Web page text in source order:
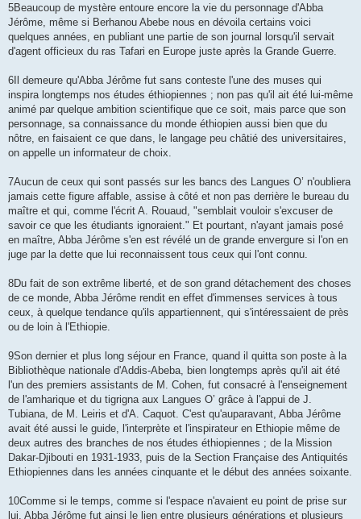
5Beaucoup de mystère entoure encore la vie du personnage d'Abba
Jérôme, même si Berhanou Abebe nous en dévoila certains voici
quelques années, en publiant une partie de son journal lorsqu'il servait
d'agent officieux du ras Tafari en Europe juste après la Grande Guerre.
6Il demeure qu'Abba Jérôme fut sans conteste l'une des muses qui
inspira longtemps nos études éthiopiennes ; non pas qu'il ait été lui-même
animé par quelque ambition scientifique que ce soit, mais parce que son
personnage, sa connaissance du monde éthiopien aussi bien que du
nôtre, en faisaient ce que dans, le langage peu châtié des universitaires,
on appelle un informateur de choix.
7Aucun de ceux qui sont passés sur les bancs des Langues O’ n'oubliera
jamais cette figure affable, assise à côté et non pas derrière le bureau du
maître et qui, comme l'écrit A. Rouaud, "semblait vouloir s'excuser de
savoir ce que les étudiants ignoraient." Et pourtant, n'ayant jamais posé
en maître, Abba Jérôme s'en est révélé un de grande envergure si l'on en
juge par la dette que lui reconnaissent tous ceux qui l'ont connu.
8Du fait de son extrême liberté, et de son grand détachement des choses
de ce monde, Abba Jérôme rendit en effet d'immenses services à tous
ceux, à quelque tendance qu'ils appartiennent, qui s'intéressaient de près
ou de loin à l'Ethiopie.
9Son dernier et plus long séjour en France, quand il quitta son poste à la
Bibliothèque nationale d'Addis-Abeba, bien longtemps après qu'il ait été
l'un des premiers assistants de M. Cohen, fut consacré à l'enseignement
de l'amharique et du tigrigna aux Langues O’ grâce à l'appui de J.
Tubiana, de M. Leiris et d'A. Caquot. C'est qu'auparavant, Abba Jérôme
avait été aussi le guide, l'interprète et l'inspirateur en Ethiopie même de
deux autres des branches de nos études éthiopiennes ; de la Mission
Dakar-Djibouti en 1931-1933, puis de la Section Française des Antiquités
Ethiopiennes dans les années cinquante et le début des années soixante.
10Comme si le temps, comme si l'espace n'avaient eu point de prise sur
lui, Abba Jérôme fut ainsi le lien entre plusieurs générations et plusieurs